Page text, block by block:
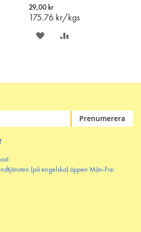
29,00 kr
175.76 kr/kgs
i
varukorgen
SPARA
Prenumerera
(på engelska) öppen Mån-Fre: